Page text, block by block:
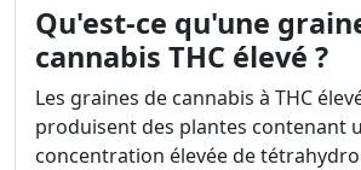
Qu'est-ce qu'une
cannabis THC élevé ?
Les graines de cannabis à THC
produisent des plantes contenant
concentration élevée de